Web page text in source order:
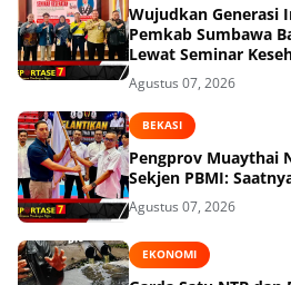
Wujudkan Generasi
Pemkab Sumbawa
Lewat Seminar
Agustus 07, 2026
BEKASI
Pengprov Muaythai
Sekjen PBMI:
Agustus 07, 2026
EKONOMI